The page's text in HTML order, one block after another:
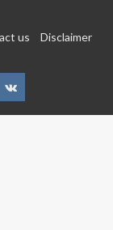
us
Disclaimer
VK